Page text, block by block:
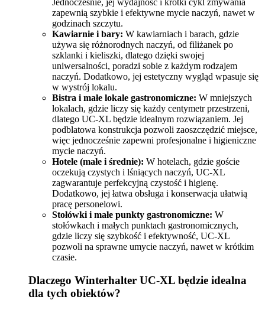
Jednocześnie, jej wydajność i krótki cykl zmywania
zapewnią szybkie i efektywne mycie naczyń, nawet w
godzinach szczytu.
Kawiarnie i bary: W kawiarniach i barach, gdzie
używa się różnorodnych naczyń, od filiżanek po
szklanki i kieliszki, dlatego dzięki swojej
uniwersalności, poradzi sobie z każdym rodzajem
naczyń. Dodatkowo, jej estetyczny wygląd wpasuje się
w wystrój lokalu.
Bistra i małe lokale gastronomiczne: W mniejszych
lokalach, gdzie liczy się każdy centymetr przestrzeni,
dlatego UC-XL będzie idealnym rozwiązaniem. Jej
podblatowa konstrukcja pozwoli zaoszczędzić miejsce,
więc jednocześnie zapewni profesjonalne i higieniczne
mycie naczyń.
Hotele (małe i średnie): W hotelach, gdzie goście
oczekują czystych i lśniących naczyń, UC-XL
zagwarantuje perfekcyjną czystość i higienę.
Dodatkowo, jej łatwa obsługa i konserwacja ułatwią
pracę personelowi.
Stołówki i małe punkty gastronomiczne: W
stołówkach i małych punktach gastronomicznych,
gdzie liczy się szybkość i efektywność, UC-XL
pozwoli na sprawne umycie naczyń, nawet w krótkim
czasie.
Dlaczego Winterhalter UC-XL będzie idealna
dla tych obiektów?